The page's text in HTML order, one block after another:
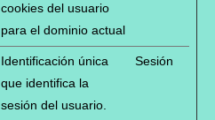
cookies del usuario
para el dominio actual
Identificación única
que identifica la
sesión del usuario.
Sesión